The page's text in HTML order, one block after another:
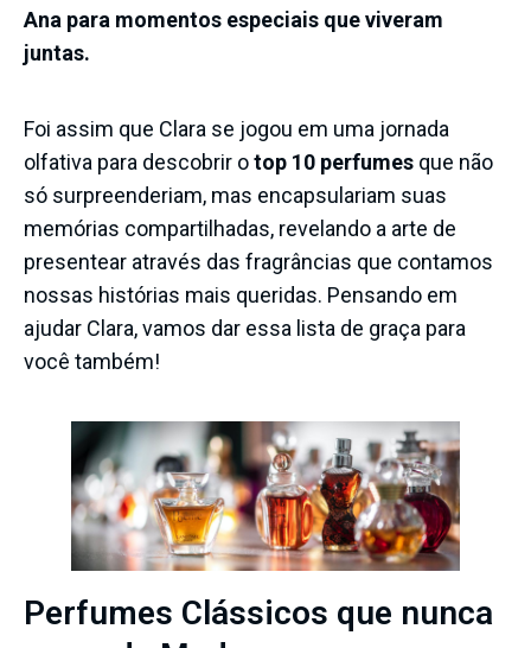
Ana para momentos especiais que viveram
juntas.
Foi assim que Clara se jogou em uma jornada
olfativa para descobrir otop 10 perfumes que não
só surpreenderiam, mas encapsulariam suas
memórias compartilhadas, revelando a arte de
presentear através das fragrâncias que contamos
nossas histórias mais queridas. Pensando em
ajudar Clara, vamos dar essa lista de graça para
você também!
Perfumes Clássicos que nunca